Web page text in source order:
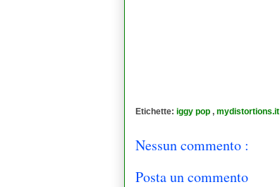
Etichette: iggy pop , mydistortions.it
Nessun commento :
Posta un commento